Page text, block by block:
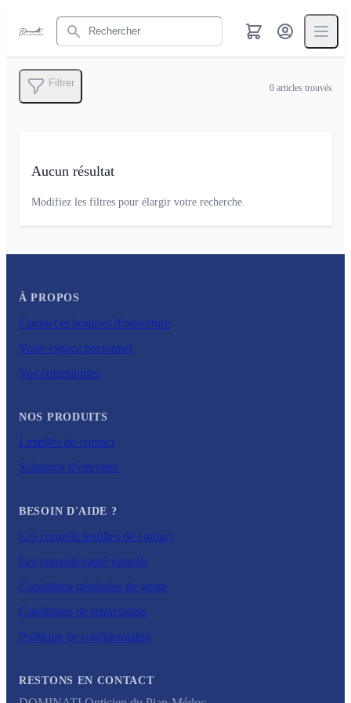
Rechercher
Filtrer 0 articles trouvés
Aucun résultat
Modifiez les filtres pour élargir votre recherche.
À PROPOS
Contact et horaires d'ouverture
Votre espace personnel
Vos commandes
NOS PRODUITS
Lentilles de contact
Solutions d'entretien
BESOIN D'AIDE ?
Les conseils lentilles de contact
Les conseils santé visuelle
Conditions générales de vente
Conditions de rétractation
Politique de confidentialité
RESTONS EN CONTACT